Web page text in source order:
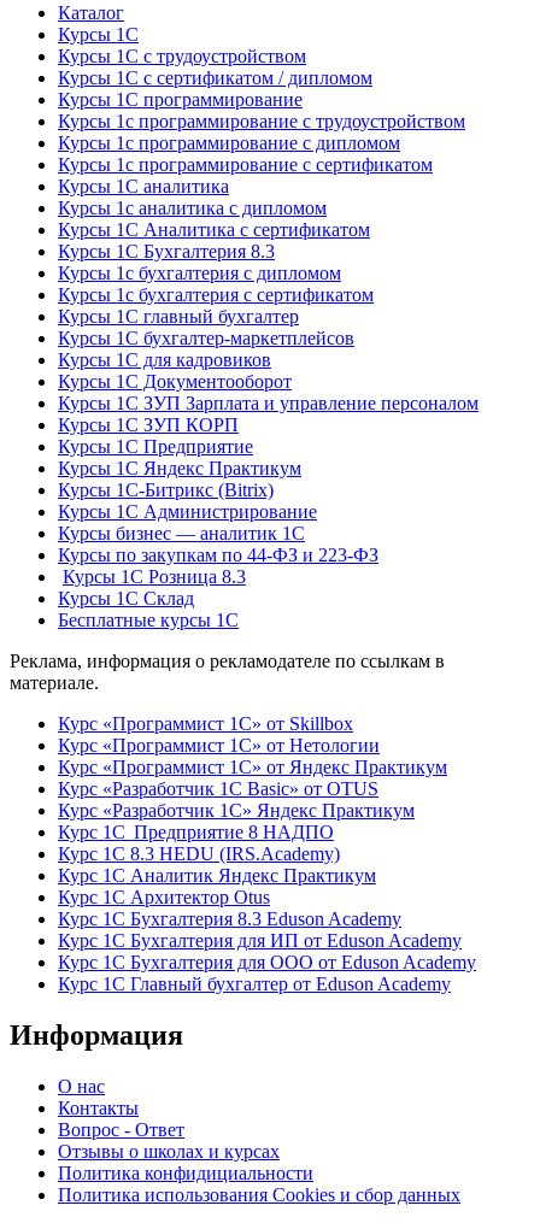
Каталог
Курсы 1С
Курсы 1С с трудоустройством
Курсы 1С с сертификатом / дипломом
Курсы 1С программирование
Курсы 1с программирование с трудоустройством
Курсы 1с программирование с дипломом
Курсы 1с программирование с сертификатом
Курсы 1С аналитика
Курсы 1с аналитика с дипломом
Курсы 1С Аналитика с сертификатом
Курсы 1С Бухгалтерия 8.3
Курсы 1с бухгалтерия с дипломом
Курсы 1с бухгалтерия с сертификатом
Курсы 1С главный бухгалтер
Курсы 1С бухгалтер-маркетплейсов
Курсы 1С для кадровиков
Курсы 1С Документооборот
Курсы 1С ЗУП Зарплата и управление персоналом
Курсы 1С ЗУП КОРП
Курсы 1С Предприятие
Курсы 1С Яндекс Практикум
Курсы 1С-Битрикс (Bitrix)
Курсы 1С Администрирование
Курсы бизнес — аналитик 1С
Курсы по закупкам по 44‑ФЗ и 223‑ФЗ
Курсы 1С Розница 8.3
Курсы 1С Склад
Бесплатные курсы 1С
Реклама, информация о рекламодателе по ссылкам в
материале.
Курс «Программист 1С» от Skillbox
Курс «Программист 1С» от Нетологии
Курс «Программист 1С» от Яндекс Практикум
Курс «Разработчик 1С Basic» от OTUS
Курс «Разработчик 1С» Яндекс Практикум
Курс 1С Предприятие 8 НАДПО
Курс 1С 8.3 HEDU (IRS.Academy)
Курс 1С Аналитик Яндекс Практикум
Курс 1С Архитектор Otus
Курс 1С Бухгалтерия 8.3 Eduson Academy
Курс 1С Бухгалтерия для ИП от Eduson Academy
Курс 1С Бухгалтерия для ООО от Eduson Academy
Курс 1С Главный бухгалтер от Eduson Academy
Информация
О нас
Контакты
Вопрос - Ответ
Отзывы о школах и курсах
Политика конфидициальности
Политика использования Cookies и сбор данных